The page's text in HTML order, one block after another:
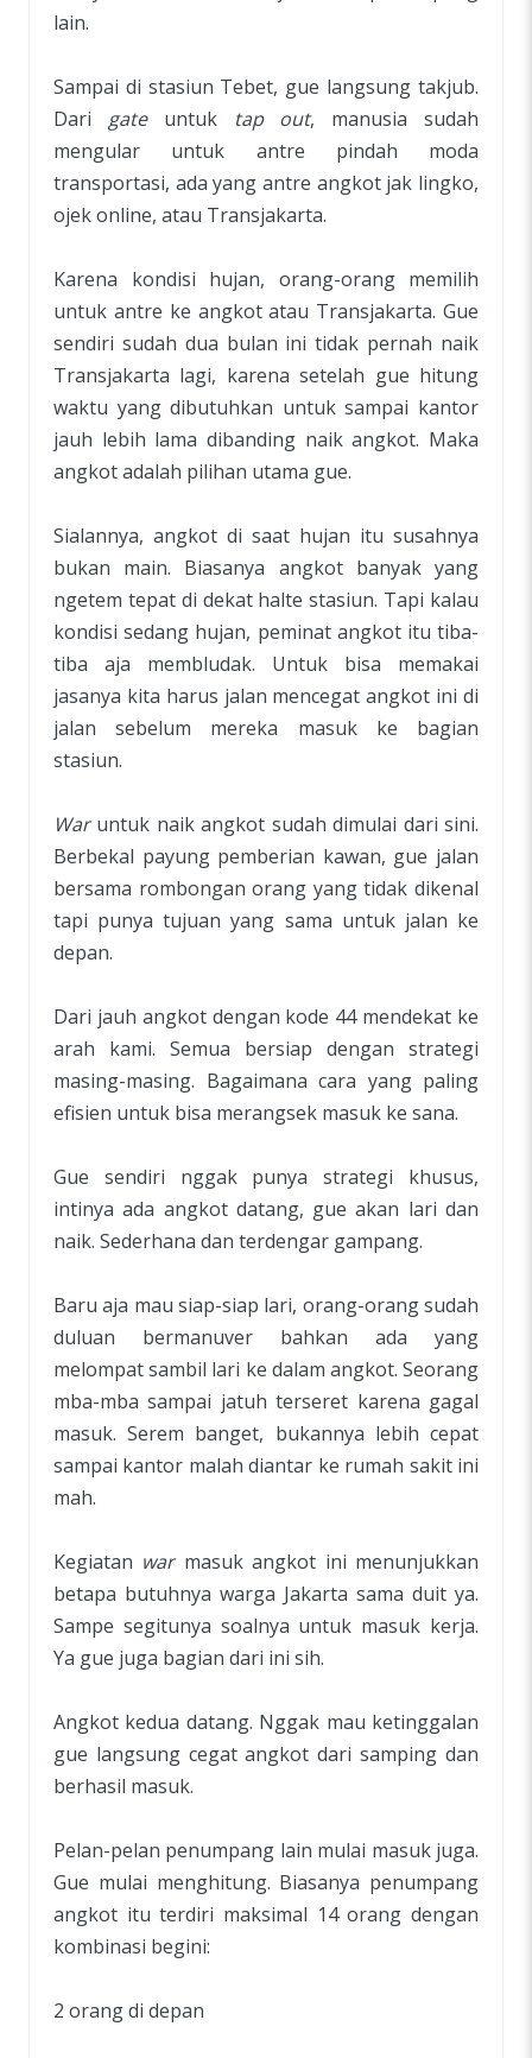
lain.
Sampai di stasiun Tebet, gue langsung takjub.
Dari gateuntuk tap out, manusia sudah
mengular untuk antre pindah moda
transportasi, ada yang antre angkot jak lingko,
ojek online, atau Transjakarta.
Karena kondisi hujan, orang-orang memilih
untuk antre ke angkot atau Transjakarta. Gue
sendiri sudah dua bulan ini tidak pernah naik
Transjakarta lagi, karena setelah gue hitung
waktu yang dibutuhkan untuk sampai kantor
jauh lebih lama dibanding naik angkot. Maka
angkot adalah pilihan utama gue.
Sialannya, angkot di saat hujan itu susahnya
bukan main. Biasanya angkot banyak yang
ngetem tepat di dekat halte stasiun. Tapi kalau
kondisi sedang hujan, peminat angkot itu tiba-
tiba aja membludak. Untuk bisa memakai
jasanya kita harus jalan mencegat angkot ini di
jalan sebelum mereka masuk ke bagian
stasiun.
Waruntuk naik angkot sudah dimulai dari sini.
Berbekal payung pemberian kawan, gue jalan
bersama rombongan orang yang tidak dikenal
tapi punya tujuan yang sama untuk jalan ke
depan.
Dari jauh angkot dengan kode 44 mendekat ke
arah kami. Semua bersiap dengan strategi
masing-masing. Bagaimana cara yang paling
efisien untuk bisa merangsek masuk ke sana.
Gue sendiri nggak punya strategi khusus,
intinya ada angkot datang, gue akan lari dan
naik. Sederhana dan terdengar gampang.
Baru aja mau siap-siap lari, orang-orang sudah
duluan bermanuver bahkan ada yang
melompat sambil lari ke dalam angkot. Seorang
mba-mba sampai jatuh terseret karena gagal
masuk. Serem banget, bukannya lebih cepat
sampai kantor malah diantar ke rumah sakit ini
mah.
Kegiatan warmasuk angkot ini menunjukkan
betapa butuhnya warga Jakarta sama duit ya.
Sampe segitunya soalnya untuk masuk kerja.
Ya gue juga bagian dari ini sih.
Angkot kedua datang. Nggak mau ketinggalan
gue langsung cegat angkot dari samping dan
berhasil masuk.
Pelan-pelan penumpang lain mulai masuk juga.
Gue mulai menghitung. Biasanya penumpang
angkot itu terdiri maksimal 14 orang dengan
kombinasi begini:
2 orang di depan